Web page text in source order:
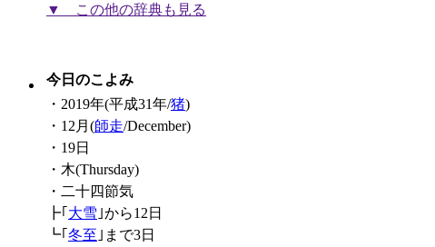
▼ この他の辞典も見る
今日のこよみ
・2019年(平成31年/猪)
・12月(師走/December)
・19日
・木(Thursday)
・二十四節気
┣｢ 大雪 ｣から12日
┗｢ 冬至 ｣まで3日